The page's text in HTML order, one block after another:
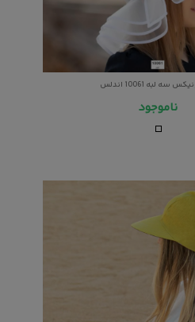
سه لبه 10061 اندلس
ناموجود